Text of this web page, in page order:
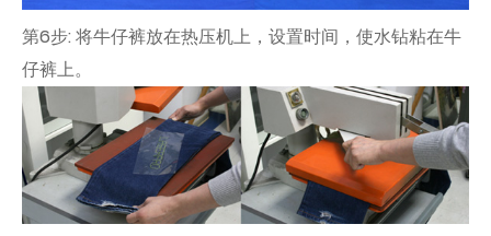
第6步: 将牛仔裤放在热压机上，设置时间，使水钻粘在牛
仔裤上。